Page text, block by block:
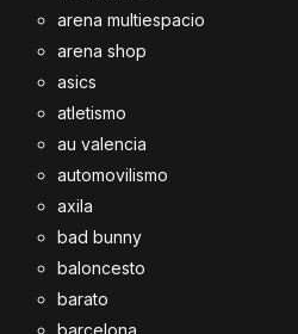
arena multiespacio
arena shop
asics
atletismo
au valencia
automovilismo
axila
bad bunny
baloncesto
barato
barcelona